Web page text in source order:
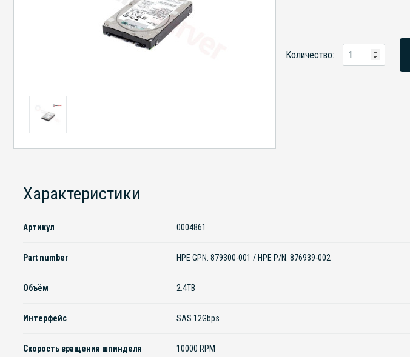
Количество:
Характеристики
Артикул 0004861
Part number HPE GPN: 879300-001 / HPE P/N: 876939-002
Объём 2.4TB
Интерфейс SAS 12Gbps
Скорость вращения шпинделя 10000 RPM